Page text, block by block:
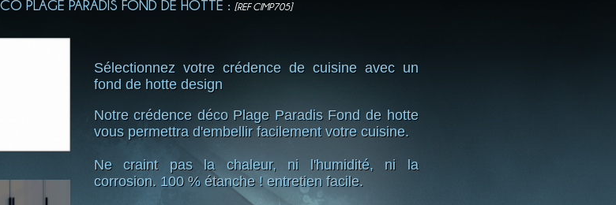
PLAGE PARADIS FOND DE HOTTE : [REF CIMP705]
Sélectionnez votre crédence de cuisine avec un
fond de hotte design
Notre crédence déco Plage Paradis Fond de hotte
vous permettra d'embellir facilement votre cuisine.
Ne craint pas la chaleur, ni l'humidité, ni la
corrosion. 100 % étanche ! entretien facile.